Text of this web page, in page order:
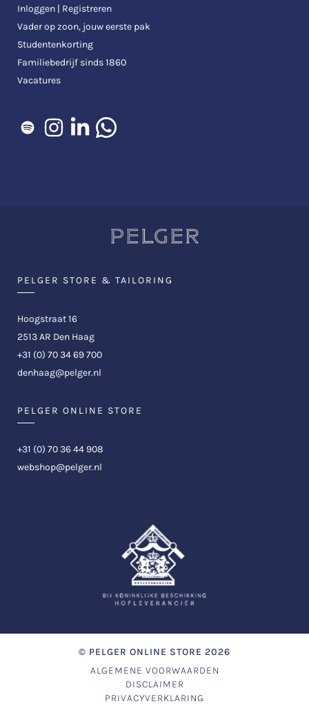
Inloggen | Registreren
Vader op zoon, jouw eerste pak
Studentenkorting
Familiebedrijf sinds 1860
Vacatures
PELGER STORE & TAILORING
Hoogstraat 16
2513 AR Den Haag
+31 (0) 70 34 69 700
denhaag@pelger.nl
PELGER ONLINE STORE
+31 (0) 70 36 44 908
webshop@pelger.nl
© PELGER ONLINE STORE 2026
ALGEMENE VOORWAARDEN
DISCLAIMER
PRIVACYVERKLARING